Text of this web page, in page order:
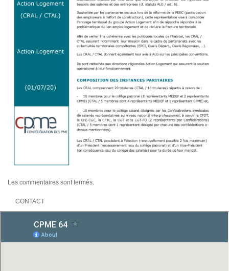
Les commentaires sont fermés.
CONTACT